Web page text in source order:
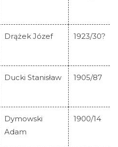
Drążek Józef 1923/30?
Ducki Stanisław 1905/87
Dymowski
Adam
1900/14